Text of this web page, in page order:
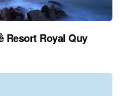
Resort Royal Quy